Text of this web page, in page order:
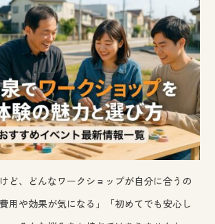
ど、どんなワークショップが自分に合うの
用や効果が気になる」「初めてでも安心し